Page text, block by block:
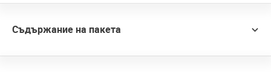
Съдържание на пакета